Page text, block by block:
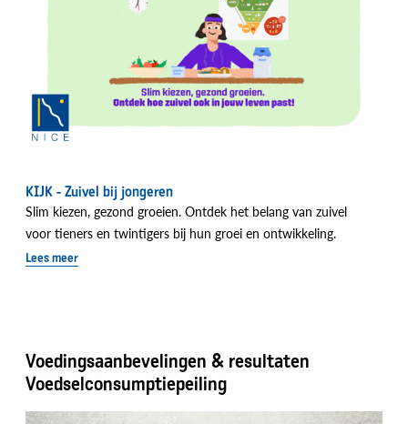
KIJK - Zuivel bij jongeren
Slim kiezen, gezond groeien. Ontdek het belang van zuivel
voor tieners en twintigers bij hun groei en ontwikkeling.
Lees meer
Voedingsaanbevelingen & resultaten
Voedselconsumptiepeiling